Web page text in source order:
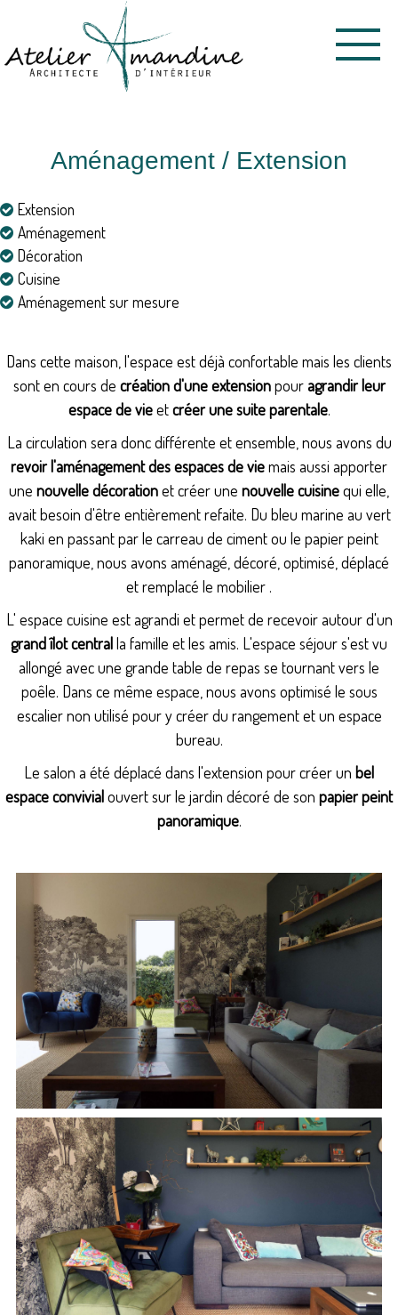
Menu
Aménagement / Extension
Extension
Aménagement
Décoration
Cuisine
Aménagement sur mesure
Dans cette maison, l'espace est déjà confortable mais les clients
sont en cours de création d'une extensionpouragrandir leur
espace de vieetcréer une suite parentale.
La circulation sera donc différente et ensemble, nous avons du
revoir l'aménagement des espaces de viemais aussi apporter
une nouvelle décorationet créer une nouvelle cuisinequi elle,
avait besoin d'être entièrement refaite. Du bleu marine au vert
kaki en passant par le carreau de ciment ou le papier peint
panoramique, nous avons aménagé, décoré, optimisé, déplacé
et remplacé le mobilier .
L' espace cuisine est agrandi et permet de recevoir autour d'un
grand îlot centralla famille et les amis. L'espace séjour s'est vu
allongé avec une grande table de repas se tournant vers le
poêle. Dans ce même espace, nous avons optimisé le sous
escalier non utilisé pour y créer du rangement et un espace
bureau.
Le salon a été déplacé dans l'extension pour créer un bel
espace convivialouvert sur le jardin décoré de son papier peint
panoramique.